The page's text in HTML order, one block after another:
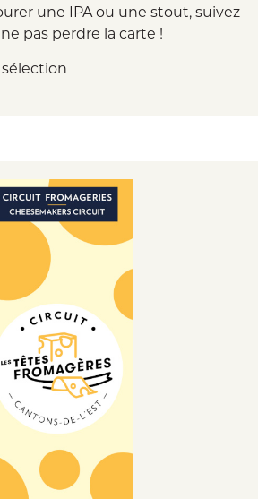
une IPA ou une stout, suivez
pas perdre la carte !